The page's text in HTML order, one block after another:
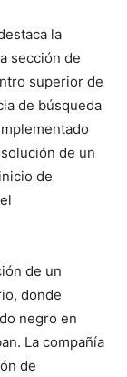
la
sección de
superior de
de búsqueda
de un
de
de un
donde
negro en
La compañía
de